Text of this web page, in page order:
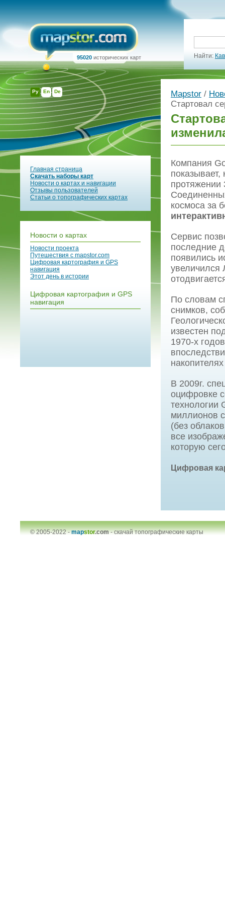
Ру En De
95020 исторических карт Найти:
Главная страница
Скачать наборы карт
Новости о картах и навигации
Отзывы пользователей
Статьи о топографических картах
Новости о картах
Новости проекта
Путешествия с mapstor.com
Цифровая картография и GPS
навигация
Этот день в истории
Цифровая картография и GPS
навигация
Mapstor /
Стартовал
Компания
протяжении
космоса за
Сервис
последние
появились
увеличился
По словам
снимков,
известен
1970-х
В 2009г.
оцифровке
технологии
миллионов
(без
все
которую
Цифровая
© 2005-2022 -mapstor.com-скачай топографические карты